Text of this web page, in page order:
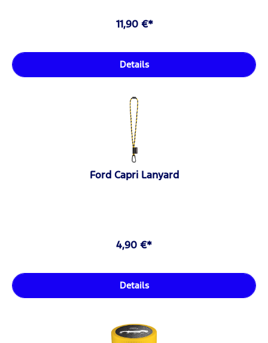
11,90 €*
Details
Ford Capri Lanyard
4,90 €*
Details